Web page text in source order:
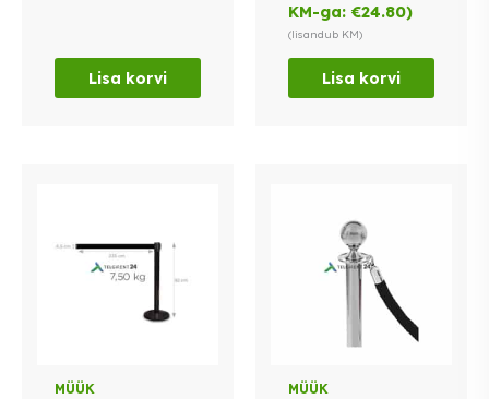
Lisa korvi
KM-ga:€24.80)
(lisandub KM)
Lisa korvi
MÜÜK
MÜÜK